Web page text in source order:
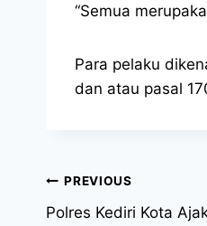
“Semua
Para pelaku
dan atau pasal
PREVIOUS
Polres Kediri Kota